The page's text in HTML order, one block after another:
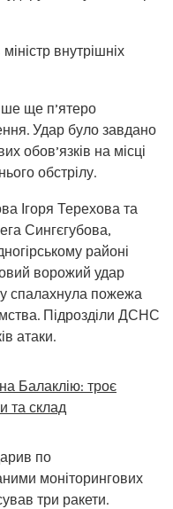
внутрішніх
ще п’ятеро
Удар було завдано
обов’язків на місці
обстрілу.
Ігоря Терехова та
Сингєгубова,
районі
ворожий удар
спалахнула пожежа
Підрозділи ДСНС
атаки.
Балаклію: троє
та склад
по
моніторингових
три ракети.